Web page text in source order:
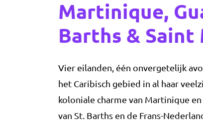
Martinique,
Barths & Saint
Vier eilanden, één onvergetelijk
het Caribisch gebied in al haar
koloniale charme van Martinique
van St. Barths en de Frans-